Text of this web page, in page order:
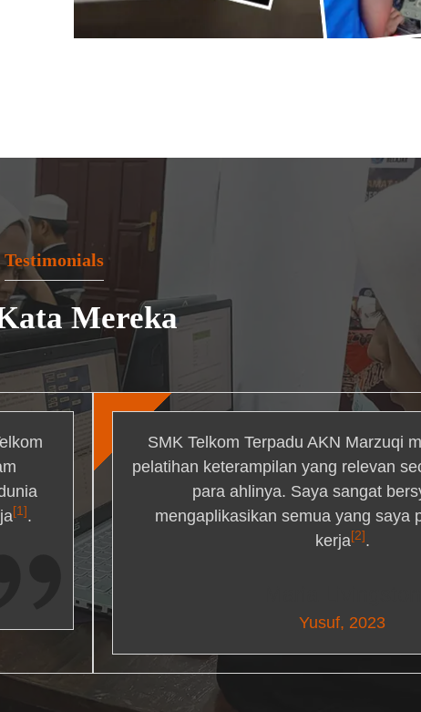
Testimonials
Mereka
[1].
SMK Telkom Terpadu AKN Marzuqi
pelatihan keterampilan yang relevan
para ahlinya. Saya sangat
mengaplikasikan semua yang saya
kerja[2].
Yusuf, 2023